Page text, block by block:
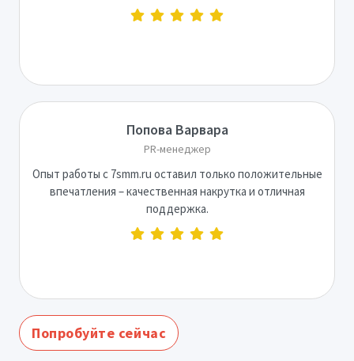
Попова Варвара
PR-менеджер
Опыт работы с 7smm.ru оставил только положительные
впечатления – качественная накрутка и отличная
поддержка.
Попробуйте сейчас